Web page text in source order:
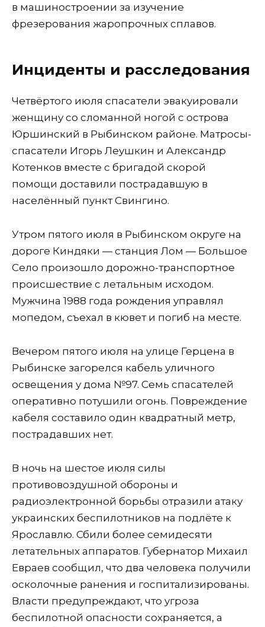
в машиностроении за изучение
фрезерования жаропрочных сплавов.
Инциденты и расследования
Четвёртого июля спасатели эвакуировали
женщину со сломанной ногой с острова
Юршинский в Рыбинском районе. Матросы-
спасатели Игорь Леушкин и Александр
Котенков вместе с бригадой скорой
помощи доставили пострадавшую в
населённый пункт Свингино.
Утром пятого июля в Рыбинском округе на
дороге Киндяки — станция Лом — Большое
Село произошло дорожно-транспортное
происшествие с летальным исходом.
Мужчина 1988 года рождения управлял
мопедом, съехал в кювет и погиб на месте.
Вечером пятого июля на улице Герцена в
Рыбинске загорелся кабель уличного
освещения у дома №97. Семь спасателей
оперативно потушили огонь. Повреждение
кабеля составило один квадратный метр,
пострадавших нет.
В ночь на шестое июля силы
противовоздушной обороны и
радиоэлектронной борьбы отразили атаку
украинских беспилотников на подлёте к
Ярославлю. Сбили более семидесяти
летательных аппаратов. Губернатор Михаил
Евраев сообщил, что два человека получили
осколочные ранения и госпитализированы.
Власти предупреждают, что угроза
беспилотной опасности сохраняется, а